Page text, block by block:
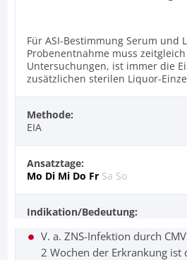
Für ASI-Bestimmung Serum und
Probenentnahme muss zeitgleich
Untersuchungen, ist immer die
zusätzlichen sterilen Liquor-
Methode:
EIA
Ansatztage:
Mo Di Mi Do Fr Sa So
Indikation/Bedeutung:
V. a. ZNS-Infektion durch
2 Wochen der Erkrankung ist